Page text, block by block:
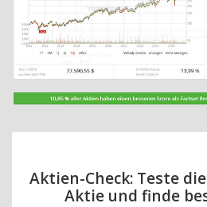
Aktien-Check: Teste
Aktie und finde